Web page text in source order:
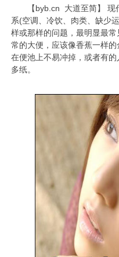
【byb.cn 大道至简】 现
系(空调、冷饮、肉类、缺少
样或那样的问题，最明显最
常的大便，应该像香蕉一样
在便池上不易冲掉，或者有
多纸。